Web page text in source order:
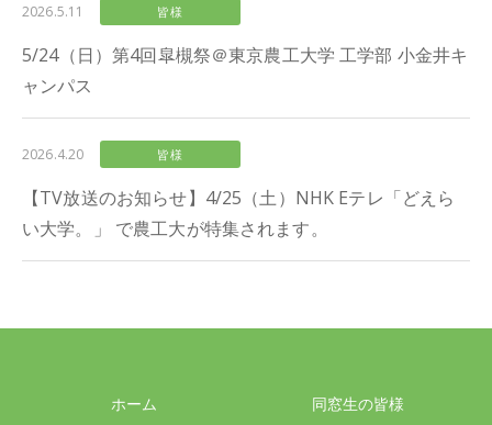
2026.5.11 皆様
5/24（日）第4回皐槻祭＠東京農工大学 工学部 小金井キ
ャンパス
2026.4.20 皆様
【TV放送のお知らせ】4/25（土）NHK Eテレ「どえら
い大学。」 で農工大が特集されます。
ホーム
同窓生の皆様